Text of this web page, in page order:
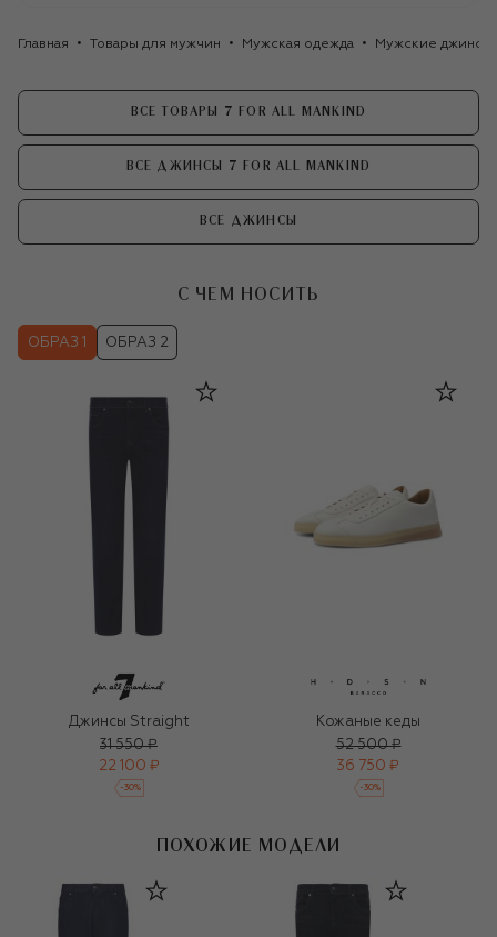
Главная Товары для мужчин Мужская одежда Мужские джинсы
ВСЕ ТОВАРЫ 7 FOR ALL MANKIND
ВСЕ ДЖИНСЫ 7 FOR ALL MANKIND
ВСЕ ДЖИНСЫ
С ЧЕМ НОСИТЬ
ОБРАЗ 1 ОБРАЗ 2
Джинсы Straight
31 550 ₽
22 100 ₽
-30%
Кожаные кеды
52 500 ₽
36 750 ₽
-30%
ПОХОЖИЕ МОДЕЛИ